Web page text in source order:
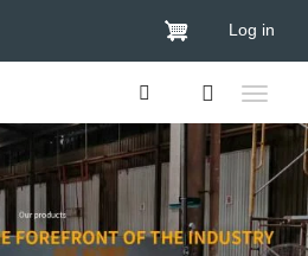
Log in